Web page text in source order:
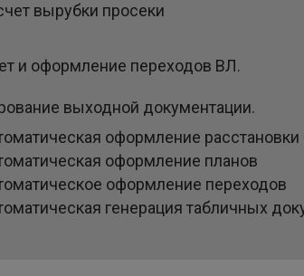
вырубки просеки
и оформление переходов ВЛ.
выходной документации.
оформление
оформление планов
оформление переходов
генерация табличных